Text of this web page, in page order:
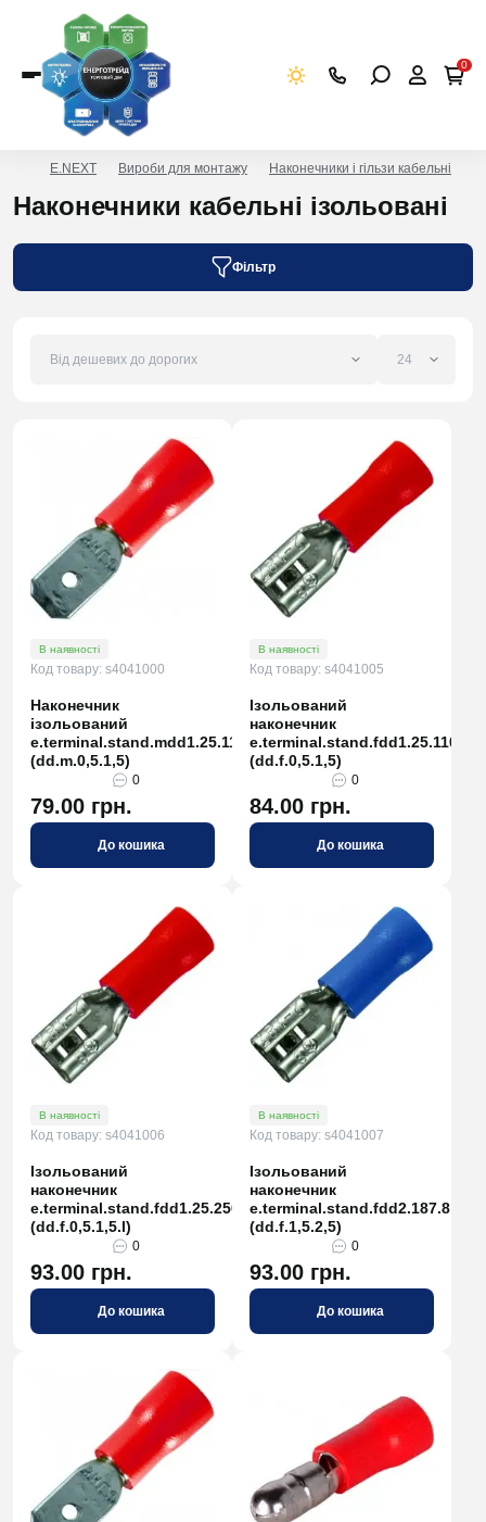
0
E.NEXT Вироби для монтажу Наконечники і гільзи кабельні
Наконечники кабельні ізольовані
Фільтр
В наявності
Код товару: s4041000
Наконечник
ізольований
e.terminal.stand.mdd1.25.110.8
(dd.m.0,5.1,5)
0
79.00 грн.
До кошика
В наявності
Код товару: s4041005
Ізольований
наконечник
e.terminal.stand.fdd1.25.110.8
(dd.f.0,5.1,5)
0
84.00 грн.
До кошика
В наявності
Код товару: s4041006
Ізольований
наконечник
e.terminal.stand.fdd1.25.250
(dd.f.0,5.1,5.l)
0
93.00 грн.
До кошика
В наявності
Код товару: s4041007
Ізольований
наконечник
e.terminal.stand.fdd2.187.8
(dd.f.1,5.2,5)
0
93.00 грн.
До кошика